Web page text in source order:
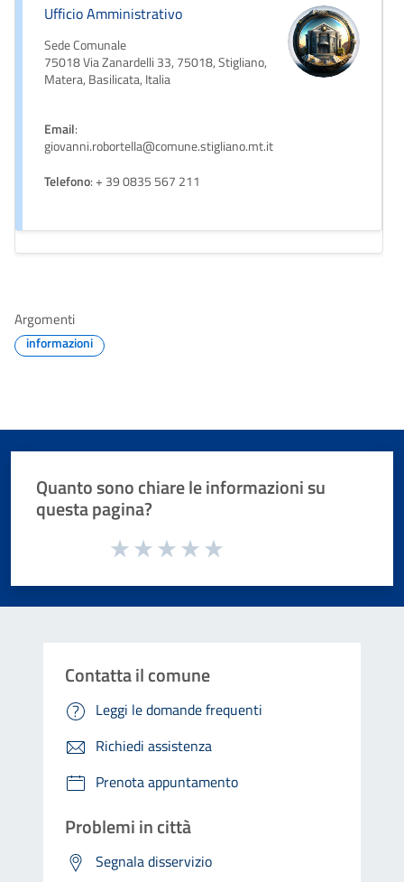
Ufficio Amministrativo
Sede Comunale
75018 Via Zanardelli 33, 75018, Stigliano,
Matera, Basilicata, Italia
Email:
giovanni.robortella@comune.stigliano.mt.it
Telefono: + 39 0835 567 211
Argomenti
informazioni
Quanto sono chiare le informazioni su
questa pagina?
Valuta da 1 a 5 stelle la pagina
Contatta il comune
Leggi le domande frequenti
Richiedi assistenza
Prenota appuntamento
Problemi in città
Segnala disservizio